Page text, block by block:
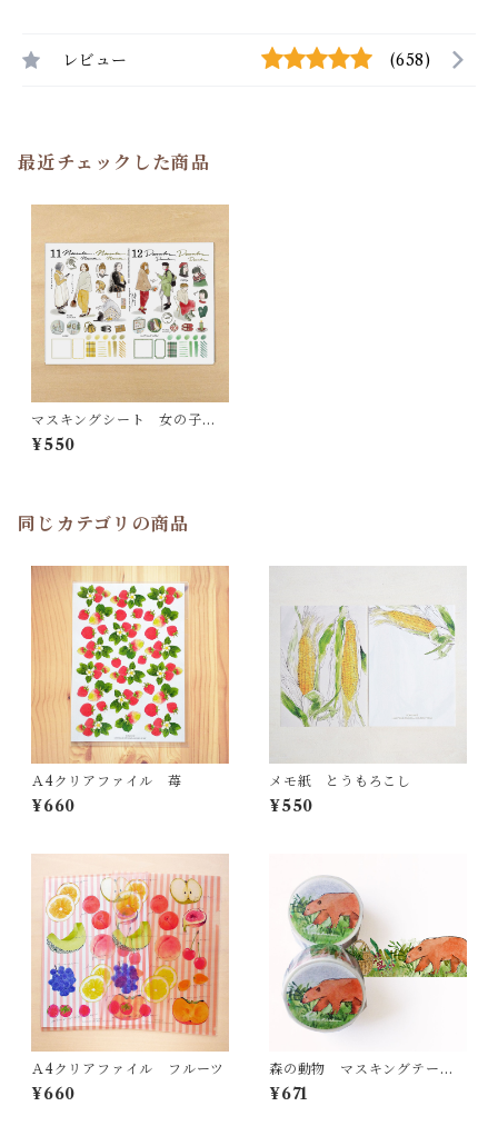
レビュー (658)
最近チェックした商品
マスキングシート 女の子 11
月12月
¥550
同じカテゴリの商品
Ａ4クリアファイル 苺
¥660
メモ紙 とうもろこし
¥550
Ａ4クリアファイル フルーツ
¥660
森の動物 マスキングテー
プ MT25
¥671